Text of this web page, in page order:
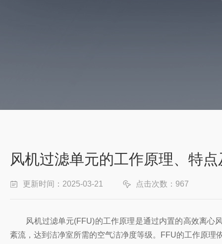
风机过滤单元的工作原理、特
更新时间：2025-03-21 点击次数：967
风机过滤单元(FFU)的工作原理‌是通过内置的高效离心风
紊流，达到洁净室所需的空气洁净度等级‌。FFU的工作原